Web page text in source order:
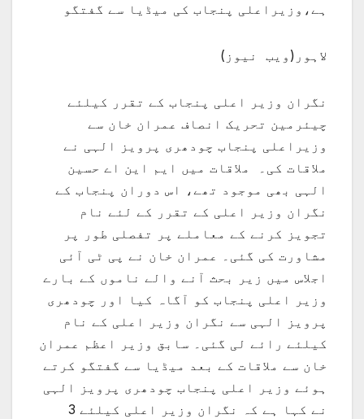
ہے،وزیراعلی پنجاب کی میڈیا سے گفتگو
لاہور(ویب نیوز)
نگران وزیر اعلی پنجاب کے تقرر کیلئے
چیئرمین تحریک انصاف عمران خان سے
وزیراعلی پنجاب چودھری پرویز الہی نے
ملاقات کی۔ ملاقات میں ایم این اے حسین
الہی بھی موجود تھے، اس دوران پنجاب کے
نگران وزیر اعلی کے تقرر کے لئے نام
تجویز کرنے کے معاملے پر تفصلی طور پر
مشاورت کی گئی۔ عمران خان نے پی ٹی آئی
اجلاس میں زیر بحث آنے والے ناموں کے بارے
وزیر اعلی پنجاب کو آگاہ کیا اور چودھری
پرویز الہی سے نگران وزیر اعلی کے نام
کیلئے رائے لی گئی۔ سابق وزیر اعظم عمران
خان سے ملاقات کے بعد میڈیا سے گفتگو کرتے
ہوئے وزیر اعلی پنجاب چودھری پرویز الہی
نے کہا ہے کہ نگران وزیر اعلی کیلئے 3